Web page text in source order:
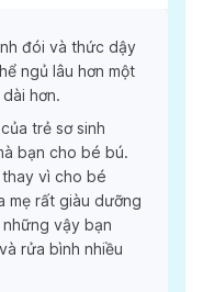
đói và thức dậy
ngủ lâu hơn một
hơn.
trẻ sơ sinh
bạn cho bé bú.
vì cho bé
mẹ rất giàu dưỡng
vậy bạn
rửa bình nhiều